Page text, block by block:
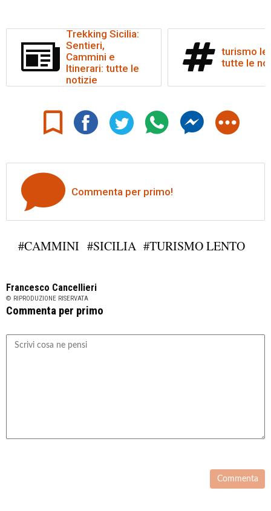
Trekking Sicilia:
Sentieri,
Cammini e
Itinerari: tutte le
notizie
turismo
tutte le
Commenta per primo!
#CAMMINI #SICILIA #TURISMO LENTO
Francesco Cancellieri
© RIPRODUZIONE RISERVATA
Commenta per primo